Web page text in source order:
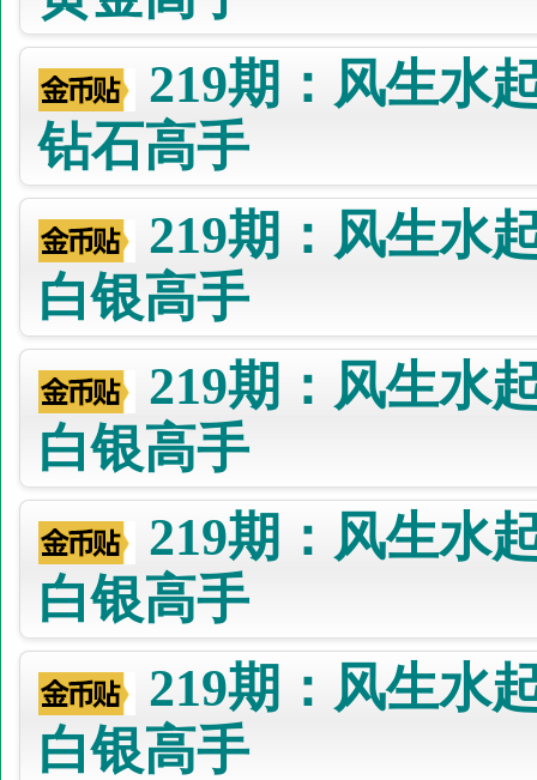
219期：风生水
钻石高手
219期：风生水
白银高手
219期：风生水
白银高手
219期：风生水
白银高手
219期：风生水
白银高手